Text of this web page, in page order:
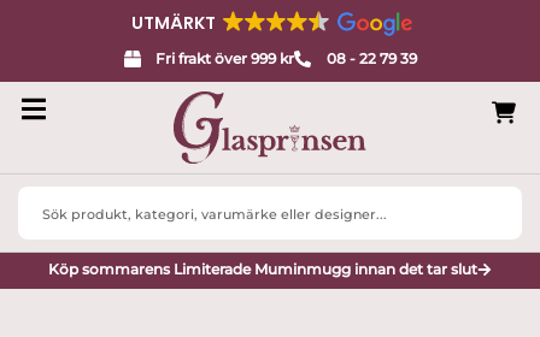
UTMÄRKT
Fri frakt över 999 kr 08 - 22 79 39
Search
Köp sommarens Limiterade Muminmugg innan det tar slut